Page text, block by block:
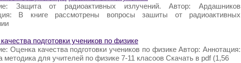
Защита от радиоактивных излучений. Автор: Ардашников
В книге рассмотрены вопросы зашиты от радиоактивных
подготовки учеников по физике
Оценка качества подготовки учеников по физике Автор: Аннотация:
методика для учителей по физике 7-11 класоов Скачать в pdf (1,56